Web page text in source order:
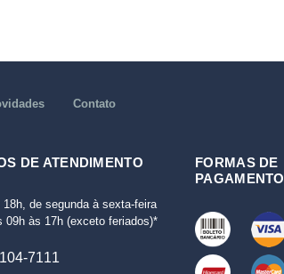
Contato
DE ATENDIMENTO
18h, de segunda à sexta-feira
09h às 17h (exceto feriados)*
7111
FORMAS DE
PAGAMENTO